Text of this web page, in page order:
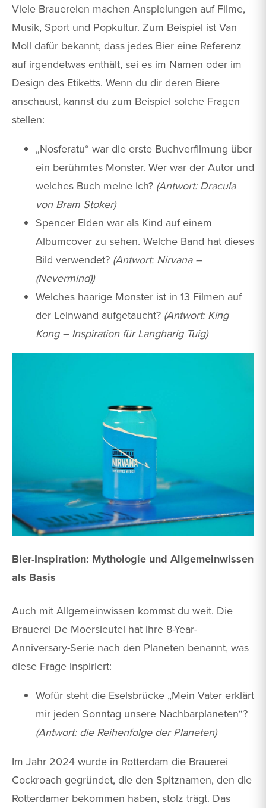
Viele Brauereien machen Anspielungen auf Filme,
Musik, Sport und Popkultur. Zum Beispiel ist Van
Moll dafür bekannt, dass jedes Bier eine Referenz
auf irgendetwas enthält, sei es im Namen oder im
Design des Etiketts. Wenn du dir deren Biere
anschaust, kannst du zum Beispiel solche Fragen
stellen:
„Nosferatu“ war die erste Buchverfilmung über
ein berühmtes Monster. Wer war der Autor und
welches Buch meine ich? (Antwort: Dracula
von Bram Stoker)
Spencer Elden war als Kind auf einem
Albumcover zu sehen. Welche Band hat dieses
Bild verwendet? (Antwort: Nirvana –
(Nevermind))
Welches haarige Monster ist in 13 Filmen auf
der Leinwand aufgetaucht? (Antwort: King
Kong – Inspiration für Langharig Tuig)
Bier-Inspiration: Mythologie und Allgemeinwissen
als Basis
Auch mit Allgemeinwissen kommst du weit. Die
Brauerei De Moersleutel hat ihre 8-Year-
Anniversary-Serie nach den Planeten benannt, was
diese Frage inspiriert:
Wofür steht die Eselsbrücke „Mein Vater erklärt
mir jeden Sonntag unsere Nachbarplaneten“?
(Antwort: die Reihenfolge der Planeten)
Im Jahr 2024 wurde in Rotterdam die Brauerei
Cockroach gegründet, die den Spitznamen, den die
Rotterdamer bekommen haben, stolz trägt. Das